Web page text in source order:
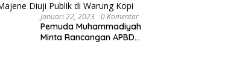
Januari 22, 2023 0 Komentar
Pemuda Muhammadiyah
Minta Rancangan APBD